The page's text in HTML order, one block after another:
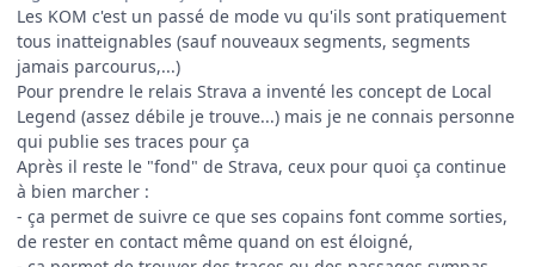
Les KOM c'est un passé de mode vu qu'ils sont pratiquement
tous inatteignables (sauf nouveaux segments, segments
jamais parcourus,...)
Pour prendre le relais Strava a inventé les concept de Local
Legend (assez débile je trouve...) mais je ne connais personne
qui publie ses traces pour ça
Après il reste le "fond" de Strava, ceux pour quoi ça continue
à bien marcher :
- ça permet de suivre ce que ses copains font comme sorties,
de rester en contact même quand on est éloigné,